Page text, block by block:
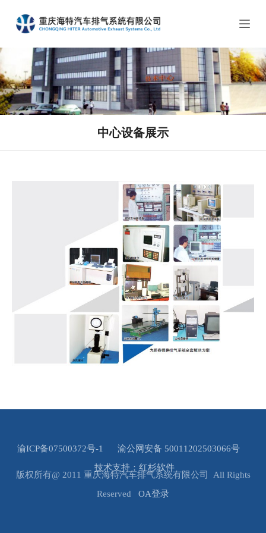
过
中心设备展示
渝ICP备07500372号-1
渝公网安备 50011202503066号
技术支持：红杉软件
版权所有@ 2011 重庆海特汽车排气系统有限公司 All Rights
Reserved OA登录